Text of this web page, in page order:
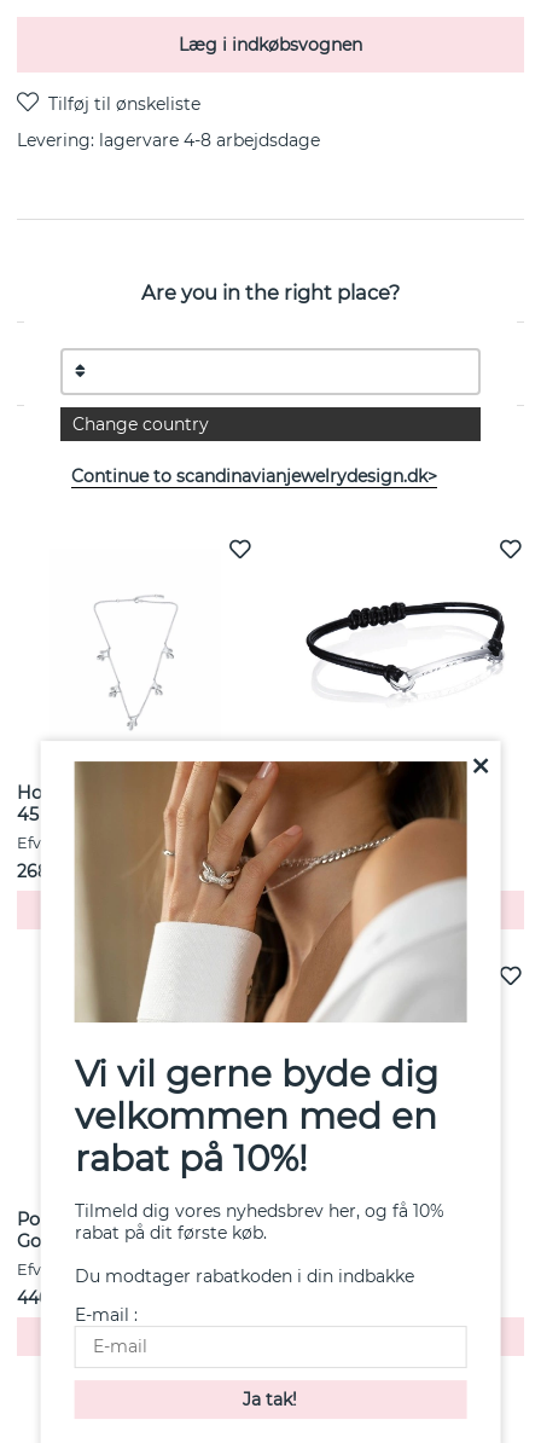
Læg i indkøbsvognen
Levering: lagervare 4-8 arbejdsdage
EGENSKABER
Se flere varer
Honey Halskæde Sølv 40-
45 cm
Efva Attling
2687 kr
Take No Shit Leather
Efva Attling
1452 kr
Køb!
Pop Pearls Hoops Earrings
Gold
Efva Attling
4403 kr
Køb!
Wide & Stars Ring
Efva Attling
Andre købte også
Vi vil gerne byde dig
velkommen med en
rabat på 10%!
Tilmeld dig vores nyhedsbrev her, og få 10%
rabat på dit første køb.
Du modtager rabatkoden i din indbakke
E-mail :
Are you in the right place?
Change country
Continue to scandinavianjewelrydesign.dk>